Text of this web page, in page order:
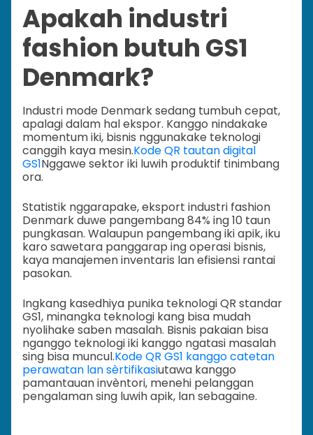
Apakah industri
fashion butuh GS1
Denmark?
Industri mode Denmark sedang tumbuh cepat,
apalagi dalam hal ekspor. Kanggo nindakake
momentum iki, bisnis nggunakake teknologi
canggih kaya mesin.Kode QR tautan digital
GS1Nggawe sektor iki luwih produktif tinimbang
ora.
Statistik nggarapake, eksport industri fashion
Denmark duwe pangembang 84% ing 10 taun
pungkasan. Walaupun pangembang iki apik, iku
karo sawetara panggarap ing operasi bisnis,
kaya manajemen inventaris lan efisiensi rantai
pasokan.
Ingkang kasedhiya punika teknologi QR standar
GS1, minangka teknologi kang bisa mudah
nyolihake saben masalah. Bisnis pakaian bisa
nganggo teknologi iki kanggo ngatasi masalah
sing bisa muncul.Kode QR GS1 kanggo catetan
perawatan lan sèrtifikasiutawa kanggo
pamantauan invèntori, menehi pelanggan
pengalaman sing luwih apik, lan sebagaine.